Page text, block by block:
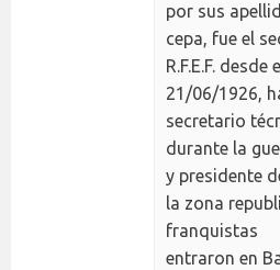
por sus
cepa, fue el
R.F.E.F. desde
21/06/1926,
secretario
durante la
y presidente
la zona
franquistas
entraron en